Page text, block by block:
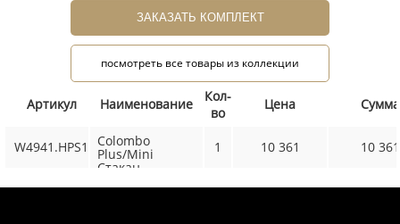
ЗАКАЗАТЬ КОМПЛЕКТ
посмотреть все товары из коллекции
Артикул Наименование
Кол-
во
Цена Сумма
W4941.HPS1 Colombo
Plus/Mini
Стакан
1 10 361 10 361